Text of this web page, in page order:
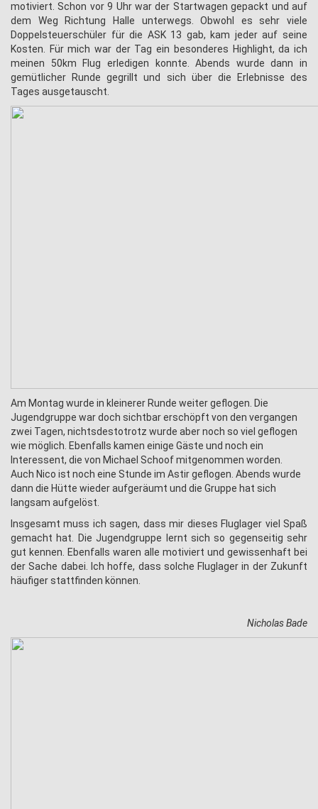
motiviert. Schon vor 9 Uhr war der Startwagen gepackt und auf
dem Weg Richtung Halle unterwegs. Obwohl es sehr viele
Doppelsteuerschüler für die ASK 13 gab, kam jeder auf seine
Kosten. Für mich war der Tag ein besonderes Highlight, da ich
meinen 50km Flug erledigen konnte. Abends wurde dann in
gemütlicher Runde gegrillt und sich über die Erlebnisse des
Tages ausgetauscht.
Am Montag wurde in kleinerer Runde weiter geflogen. Die
Jugendgruppe war doch sichtbar erschöpft von den vergangen
zwei Tagen, nichtsdestotrotz wurde aber noch so viel geflogen
wie möglich. Ebenfalls kamen einige Gäste und noch ein
Interessent, die von Michael Schoof mitgenommen worden.
Auch Nico ist noch eine Stunde im Astir geflogen. Abends wurde
dann die Hütte wieder aufgeräumt und die Gruppe hat sich
langsam aufgelöst.
Insgesamt muss ich sagen, dass mir dieses Fluglager viel Spaß
gemacht hat. Die Jugendgruppe lernt sich so gegenseitig sehr
gut kennen. Ebenfalls waren alle motiviert und gewissenhaft bei
der Sache dabei. Ich hoffe, dass solche Fluglager in der Zukunft
häufiger stattfinden können.
Nicholas Bade